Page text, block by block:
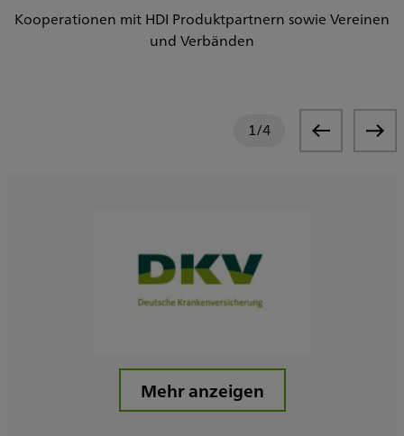
Kooperationen mit HDI Produktpartnern sowie Vereinen
und Verbänden
1/4
Mehr anzeigen